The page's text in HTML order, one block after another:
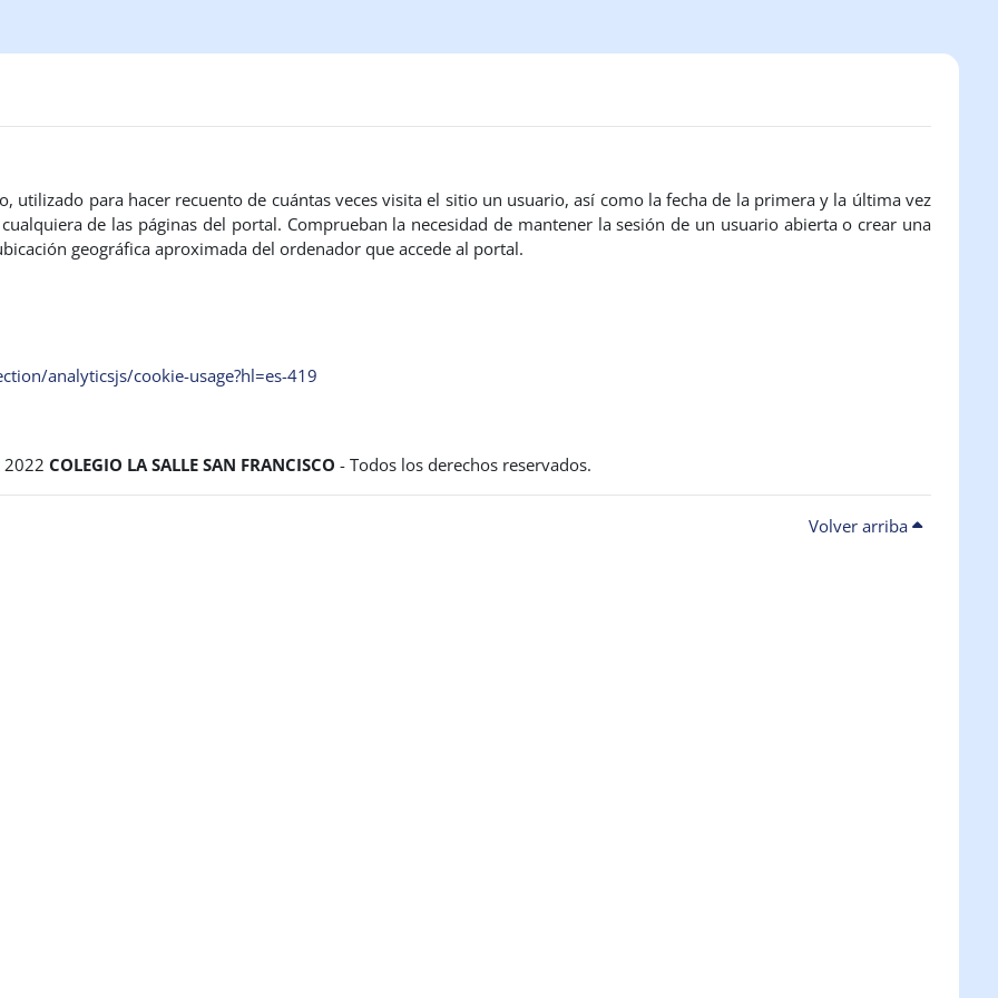
utilizado para hacer recuento de cuántas veces visita el sitio un usuario, así como la fecha de la primera y la última vez
de las páginas del portal. Comprueban la necesidad de mantener la sesión de un usuario abierta o crear una
geográfica aproximada del ordenador que accede al portal.
analyticsjs/cookie-usage?hl=es-419
COLEGIO LA SALLE SAN FRANCISCO - Todos los derechos reservados.
Volver arriba